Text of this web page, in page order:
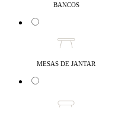
BANCOS
MESAS DE JANTAR